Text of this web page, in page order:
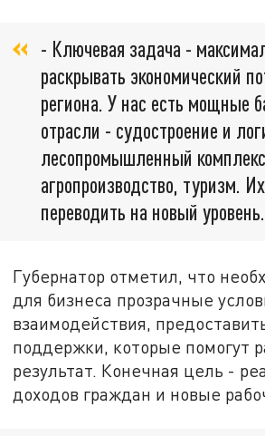
- Ключевая задача -
раскрывать экономический
региона. У нас есть мощные
отрасли - судостроение и
лесопромышленный
агропроизводство, туризм.
переводить на новый уровень.
Губернатор отметил, что
для бизнеса прозрачные
взаимодействия,
поддержки, которые помогут
результат. Конечная цель -
доходов граждан и новые